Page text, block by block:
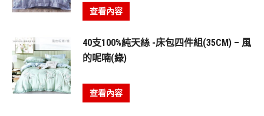
查看內容
40支100%純天絲 -床包四件組(35CM) – 風
的呢喃(綠)
查看內容